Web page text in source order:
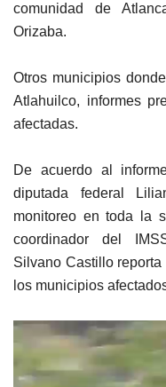
comunidad de
Orizaba.
Otros municipios
Atlahuilco, informes
afectadas.
De acuerdo al
diputada federal
monitoreo en toda la
coordinador del
Silvano Castillo
los municipios
Reproductor
vídeo